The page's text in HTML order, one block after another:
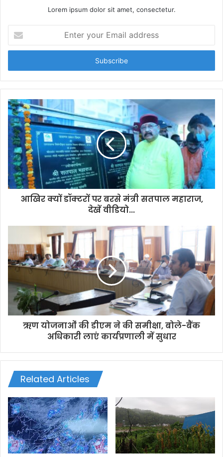
Lorem ipsum dolor sit amet, consectetur.
t
r
y
u
r
E
m
l
a
d
आखिर क्यों डॉक्टरों पर बरसे मंत्री सतपाल महाराज,
देखें वीडियो...
ऋण योजनाओं की डीएम ने की समीक्षा, बोले-बैंक
अधिकारी लाएं कार्यप्रणाली में सुधार
Related Articles